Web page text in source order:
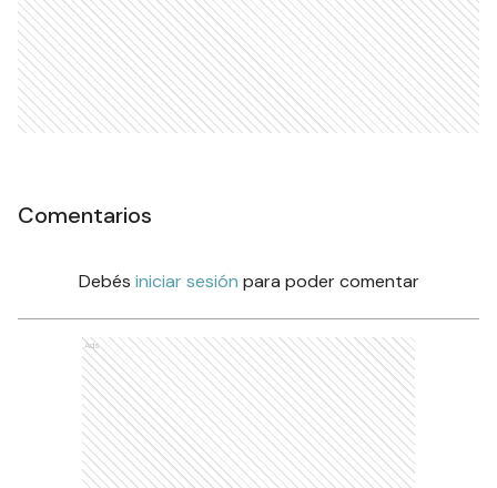
Comentarios
Debés iniciar sesión para poder comentar
Ads